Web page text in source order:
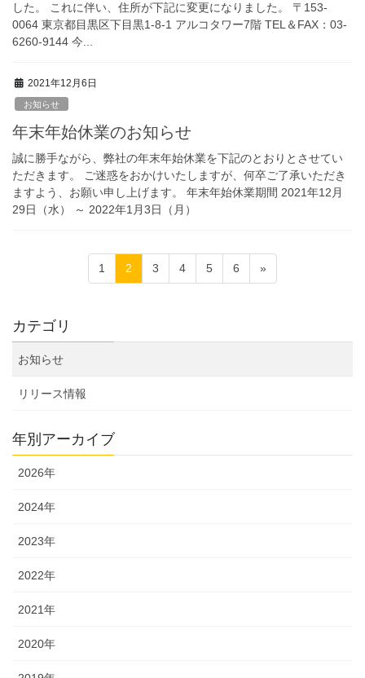
した。 これに伴い、住所が下記に変更になりました。 〒153-
0064 東京都目黒区下目黒1-8-1 アルコタワー7階 TEL＆FAX：03-
6260-9144 今...
2021年12月6日
お知らせ
年末年始休業のお知らせ
誠に勝手ながら、弊社の年末年始休業を下記のとおりとさせてい
ただきます。 ご迷惑をおかけいたしますが、何卒ご了承いただき
ますよう、お願い申し上げます。 年末年始休業期間 2021年12月
29日（水） ～ 2022年1月3日（月）
ビ
ゲ
ー
シ
ョ
ン
1 2 3 4 5 6 »
カテゴリ
お知らせ
リリース情報
年別アーカイブ
2026年
2024年
2023年
2022年
2021年
2020年